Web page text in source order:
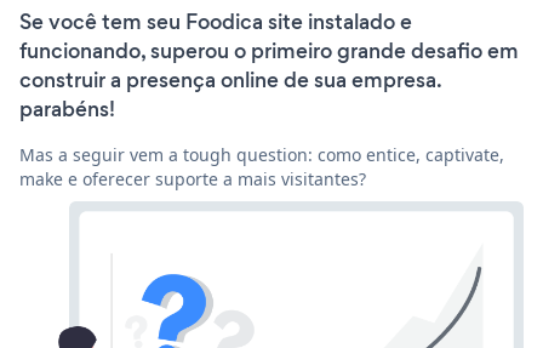
Se você tem seu Foodica site instalado e
funcionando, superou o primeiro grande desafio em
construir a presença online de sua empresa.
parabéns!
Mas a seguir vem a tough question: como entice, captivate,
make e oferecer suporte a mais visitantes?